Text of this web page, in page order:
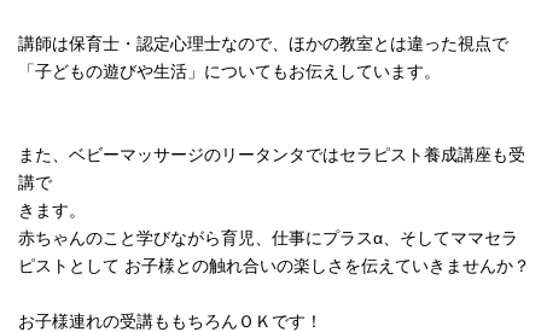
講師は保育士・認定心理士なので、ほかの教室とは違った視点で
「子どもの遊びや生活」についてもお伝えしています。
また、ベビーマッサージのリータンタではセラピスト養成講座も受
講で
きます。
赤ちゃんのこと学びながら育児、仕事にプラスα、そしてママセラ
ピストとして お子様との触れ合いの楽しさを伝えていきませんか？
お子様連れの受講ももちろんＯＫです！